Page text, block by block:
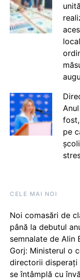
pe
CELE MAI NOI
Noi comasări de
până la debutul
semnalate de Alin
Gorj: Ministerul o
directorii disperați
se întâmplă cu